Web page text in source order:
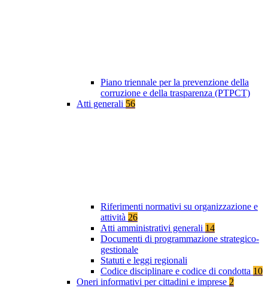
Piano triennale per la prevenzione della
corruzione e della trasparenza (PTPCT)
Atti generali 56
Riferimenti normativi su organizzazione e
attività 26
Atti amministrativi generali 14
Documenti di programmazione strategico-
gestionale
Statuti e leggi regionali
Codice disciplinare e codice di condotta 10
Oneri informativi per cittadini e imprese 2